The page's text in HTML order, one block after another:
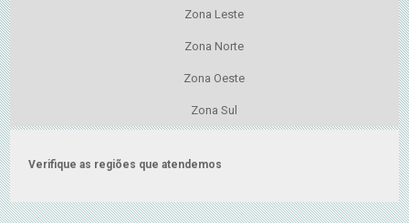
Zona Leste
Zona Norte
Zona Oeste
Zona Sul
Verifique as regiões que atendemos